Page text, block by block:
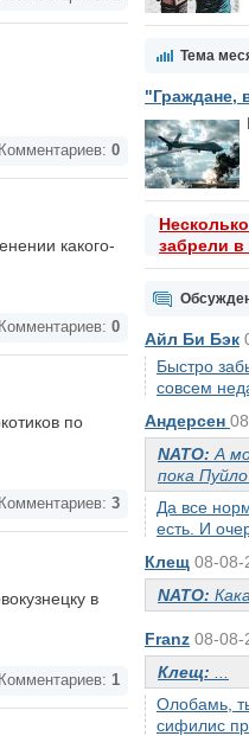
Тема
"Граждане,
забрели в
Айл Би Бэк
Быстро
совсем
Андерсен
NATO: А
пока Пуйло
Да все
есть. И
Клещ 08-08-
NATO:
Franz 08-08-
Клещ:
Олобамь,
сифилис
Комментариев: 0
какого-
Комментариев: 0
по
Комментариев: 3
в
Комментариев: 1